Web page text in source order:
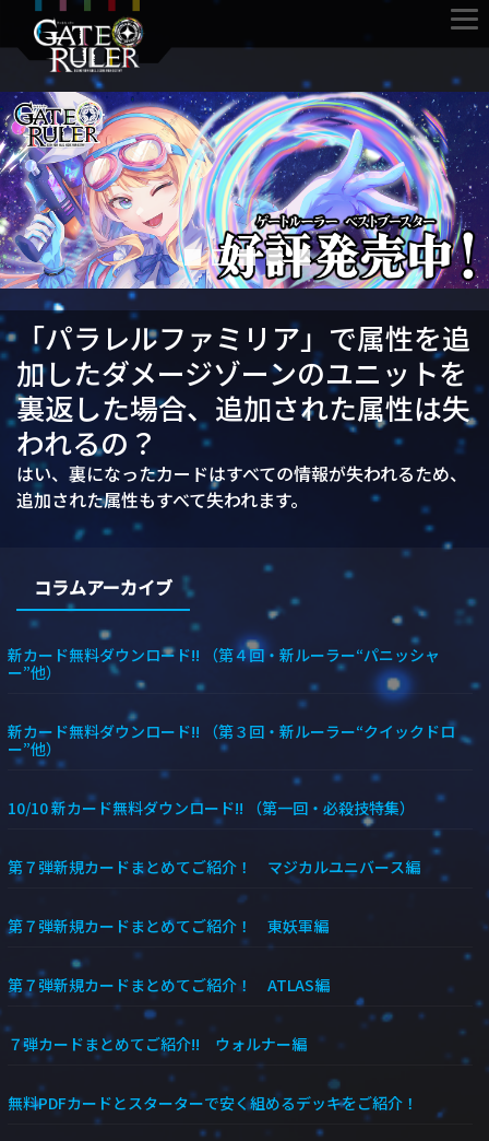
「パラレルファミリア」で属性を追
加したダメージゾーンのユニットを
裏返した場合、追加された属性は失
われるの？
はい、裏になったカードはすべての情報が失われるため、
追加された属性もすべて失われます。
コラムアーカイブ
新カード無料ダウンロード!! （第４回・新ルーラー“パニッシャ
ー”他）
新カード無料ダウンロード!! （第３回・新ルーラー“クイックドロ
ー”他）
10/10 新カード無料ダウンロード!! （第一回・必殺技特集）
第７弾新規カードまとめてご紹介！ マジカルユニバース編
第７弾新規カードまとめてご紹介！ 東妖軍編
第７弾新規カードまとめてご紹介！ ATLAS編
７弾カードまとめてご紹介!! ウォルナー編
無料PDFカードとスターターで安く組めるデッキをご紹介！